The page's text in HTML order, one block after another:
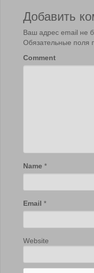
Добавить
Ваш адрес email не
Обязательные поля
Comment
Name *
Email *
Website